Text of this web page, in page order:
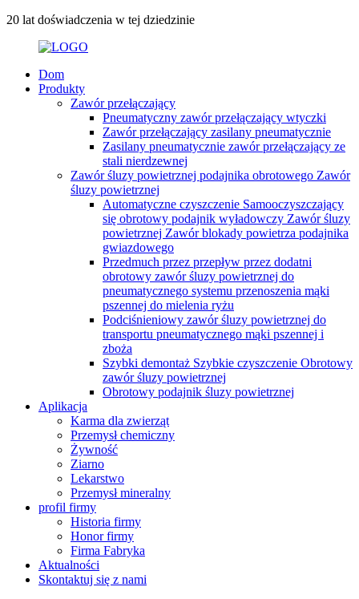
20 lat doświadczenia w tej dziedzinie
Dom
Produkty
Zawór przełączający
Pneumatyczny zawór przełączający wtyczki
Zawór przełączający zasilany pneumatycznie
Zasilany pneumatycznie zawór przełączający ze
stali nierdzewnej
Zawór śluzy powietrznej podajnika obrotowego Zawór
śluzy powietrznej
Automatyczne czyszczenie Samooczyszczający
się obrotowy podajnik wyładowczy Zawór śluzy
powietrznej Zawór blokady powietrza podajnika
gwiazdowego
Przedmuch przez przepływ przez dodatni
obrotowy zawór śluzy powietrznej do
pneumatycznego systemu przenoszenia mąki
pszennej do mielenia ryżu
Podciśnieniowy zawór śluzy powietrznej do
transportu pneumatycznego mąki pszennej i
zboża
Szybki demontaż Szybkie czyszczenie Obrotowy
zawór śluzy powietrznej
Obrotowy podajnik śluzy powietrznej
Aplikacja
Karma dla zwierząt
Przemysł chemiczny
Żywność
Ziarno
Lekarstwo
Przemysł mineralny
profil firmy
Historia firmy
Honor firmy
Firma Fabryka
Aktualności
Skontaktuj się z nami